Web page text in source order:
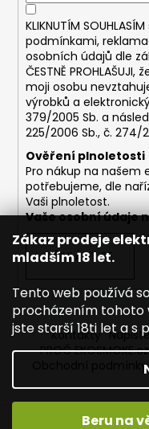
Zákaz prodeje
mladším 18 let.
Tento web používá
procházením tohoto
jste starší 18ti let a s
Beru na
KLIKNUTÍM SOUHLASÍM
podmínkami,
osobních údajů dle
ČESTNĚ
moji osobu
výrobků a
379/2005 Sb. a
225/2006 Sb., č. 274/
Ověření plnoletosti
Pro nákup na našem
potřebujeme, dle
Vaši plnoletost.
Vaše osobní údaje
PŘIHLÁSIT SE
Kontakty
PROČ EKOSMOKE.cz
Obchodní podmínky